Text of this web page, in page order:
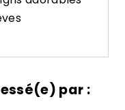
par :